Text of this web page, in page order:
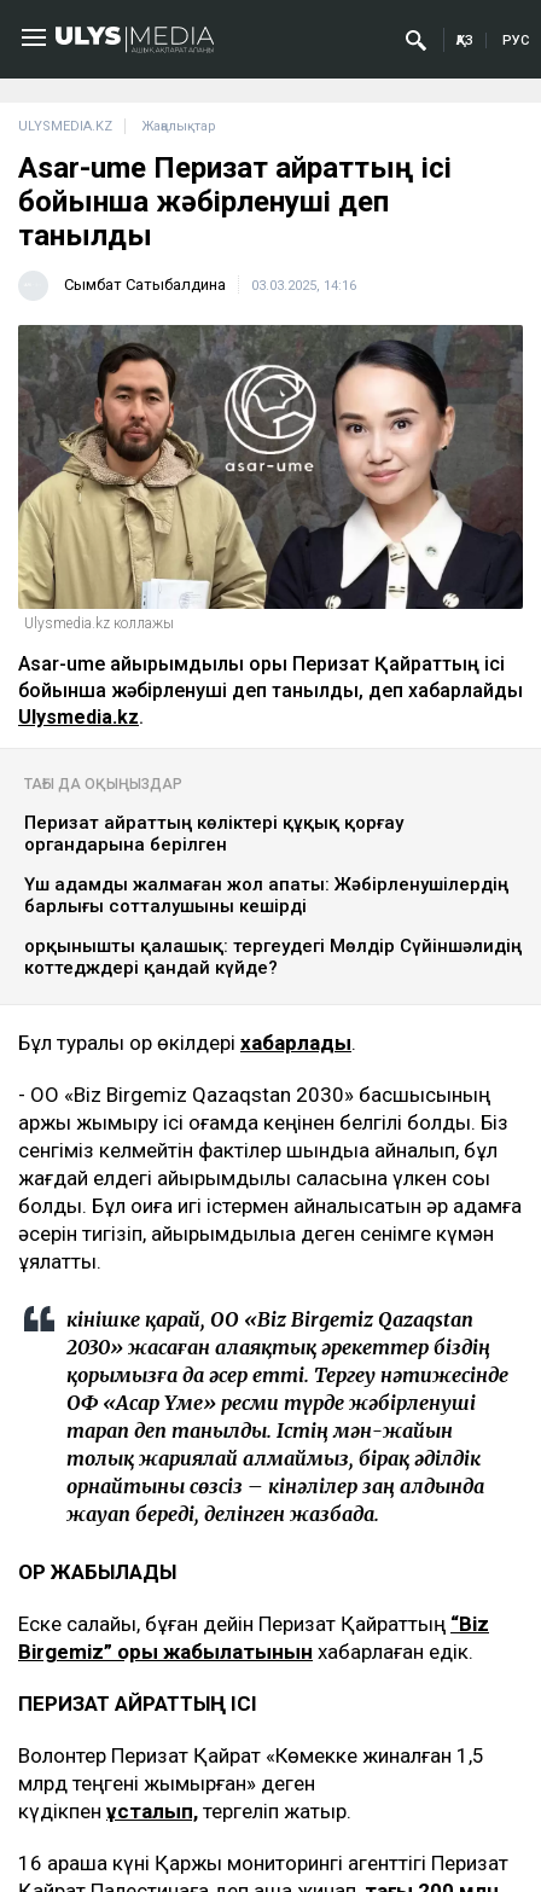
ҚАЗ РУС
ULYSMEDIA.KZ Жаңалықтар
Asar-ume Перизат Қайраттың ісі
бойынша жәбірленуші деп
танылды
Сымбат Сатыбалдина 03.03.2025, 14:16
Ulysmedia.kz коллажы
Asar-ume қайырымдылық қоры Перизат Қайраттың ісі
бойынша жәбірленуші деп танылды, деп хабарлайды
Ulysmedia.kz.
ТАҒЫ ДА ОҚЫҢЫЗДАР
Перизат Қайраттың көліктері құқық қорғау
органдарына берілген
Үш адамды жалмаған жол апаты: Жәбірленушілердің
барлығы сотталушыны кешірді
Қорқынышты қалашық: тергеудегі Мөлдір Сүйіншәлидің
коттедждері қандай күйде?
Бұл туралы қор өкілдері хабарлады.
- ОО «Biz Birgemiz Qazaqstan 2030» басшысының
қаржы жымқыру ісі қоғамда кеңінен белгілі болды. Біз
сенгіміз келмейтін фактілер шындыққа айналып, бұл
жағдай елдегі қайырымдылық саласына үлкен соққы
болды. Бұл оқиға игі істермен айналысатын әр адамға
әсерін тигізіп, қайырымдылыққа деген сенімге күмән
ұялатты.
Өкінішке қарай, ОО «Biz Birgemiz Qazaqstan
2030» жасаған алаяқтық әрекеттер біздің
қорымызға да әсер етті. Тергеу нәтижесінде
ОФ «Асар Үме» ресми түрде жәбірленуші
тарап деп танылды. Істің мән-жайын
толық жариялай алмаймыз, бірақ әділдік
орнайтыны сөзсіз – кінәлілер заң алдында
жауап береді, делінген жазбада.
ҚОР ЖАБЫЛАДЫ
Еске салайық, бұған дейін Перизат Қайраттың “Biz
Birgemiz” қоры жабылатынын хабарлаған едік.
ПЕРИЗАТ ҚАЙРАТТЫҢ ІСІ
Волонтер Перизат Қайрат «Көмекке жиналған 1,5
млрд теңгені жымқырған» деген
күдікпен ұсталып, тергеліп жатыр.
16 қараша күні Қаржы мониторингі агенттігі Перизат